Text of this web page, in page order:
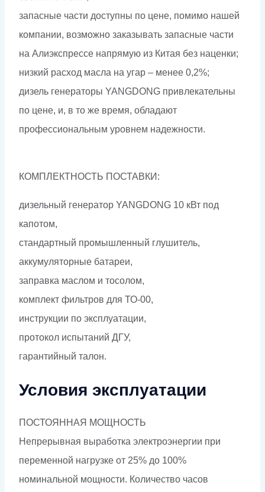
запасные части доступны по цене, помимо нашей
компании, возможно заказывать запасные части
на Алиэкспрессе напрямую из Китая без наценки;
низкий расход масла на угар – менее 0,2%;
дизель генераторы YANGDONG привлекательны
по цене, и, в то же время, обладают
профессиональным уровнем надежности.
КОМПЛЕКТНОСТЬ ПОСТАВКИ:
дизельный генератор YANGDONG 10 кВт под
капотом,
стандартный промышленный глушитель,
аккумуляторные батареи,
заправка маслом и тосолом,
комплект фильтров для ТО-00,
инструкции по эксплуатации,
протокол испытаний ДГУ,
гарантийный талон.
Условия эксплуатации
ПОСТОЯННАЯ МОЩНОСТЬ
Непрерывная выработка электроэнергии при
переменной нагрузке от 25% до 100%
номинальной мощности. Количество часов